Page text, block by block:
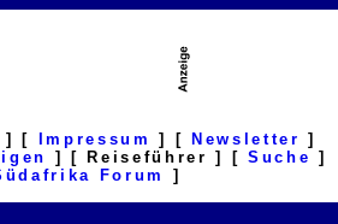
] [ Impressum ] [ Newsletter ]
] [ Reiseführer ] [Suche ]
Forum ]